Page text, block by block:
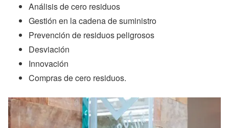
Análisis de cero residuos
Gestión en la cadena de suministro
Prevención de residuos peligrosos
Desviación
Innovación
Compras de cero residuos.